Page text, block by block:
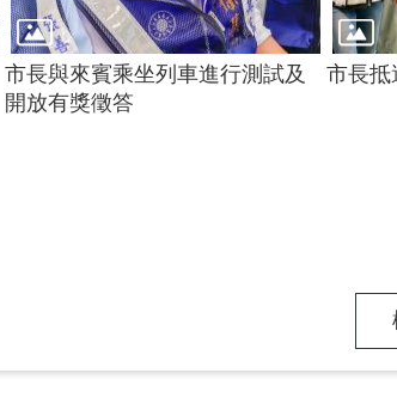
市長與來賓乘坐列車進行測試及
開放有獎徵答
市長抵